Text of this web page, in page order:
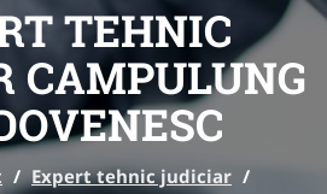
TEHNIC
CAMPULUNG
/ Expert tehnic judiciar /